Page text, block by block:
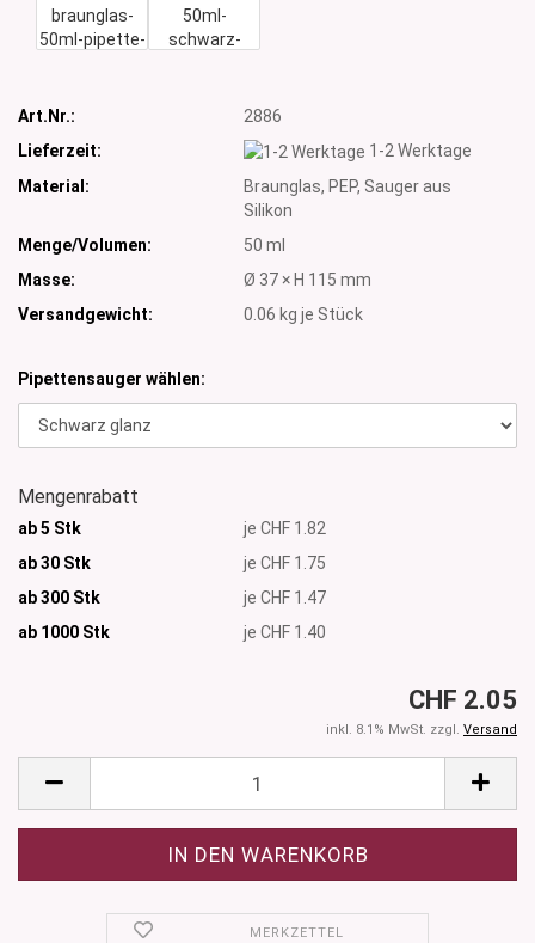
Art.Nr.:
2886
Lieferzeit:
1-2 Werktage
Material:
Braunglas, PEP, Sauger aus
Silikon
Menge/Volumen:
50 ml
Masse:
Ø 37 × H 115 mm
Versandgewicht:
0.06 kg je Stück
Pipettensauger wählen:
Mengenrabatt
ab 5 Stk
je CHF 1.82
ab 30 Stk
je CHF 1.75
ab 300 Stk
je CHF 1.47
ab 1000 Stk je CHF 1.40
CHF 2.05
inkl. 8.1% MwSt. zzgl. Versand
MERKZETTEL